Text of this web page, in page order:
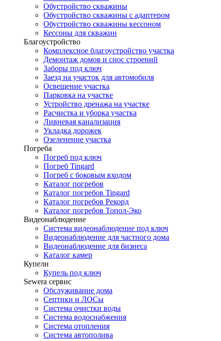
Обустройство скважины
Обустройство скважины с адаптером
Обустройство скважины кессоном
Кессоны для скважин
Благоустройство
Комплексное благоустройство участка
Демонтаж домов и снос строений
Заборы под ключ
Заезд на участок для автомобиля
Освещение участка
Парковка на участке
Устройство дренажа на участке
Расчистка и уборка участка
Ливневая канализация
Укладка дорожек
Озеленение участка
Погреба
Погреб под ключ
Погреб Tingard
Погреб с боковым входом
Каталог погребов
Каталог погребов Tingard
Каталог погребов Рекорд
Каталог погребов Топол-Эко
Видеонаблюдение
Система видеонаблюдение под ключ
Видеонаблюдение для частного дома
Видеонаблюдение для бизнеса
Каталог камер
Купели
Купель под ключ
Sewera сервис
Обслуживание дома
Септики и ЛОСы
Система очистки воды
Система водоснабжения
Система отопления
Система автополива